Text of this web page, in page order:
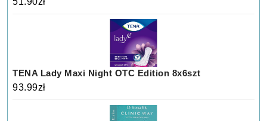
TENA Lady Maxi Night OTC Edition 8x6szt
93.99zł